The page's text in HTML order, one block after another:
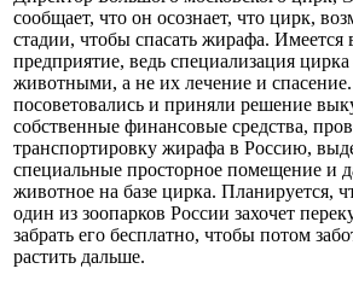
сообщает, что он осознает, что цирк,
стадии, чтобы спасать жирафа. Имеется
предприятие, ведь специализация цирка
животными, а не их лечение и
посоветовались и приняли решение
собственные финансовые средства,
транспортировку жирафа в Россию,
специальные просторное помещение и
животное на базе цирка. Планируется,
один из зоопарков России захочет
забрать его бесплатно, чтобы потом
растить дальше.